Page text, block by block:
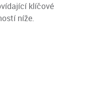
klíčové
níže.